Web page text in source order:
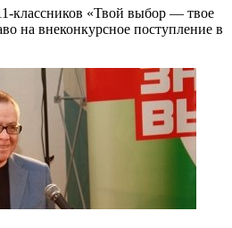
классников «Твой выбор — твое
на внеконкурсное поступление в